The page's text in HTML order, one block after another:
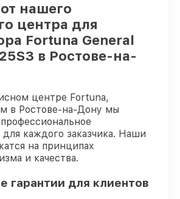
нашего
центра для
Fortuna General
в Ростове-на-
центре Fortuna,
в Ростове-на-Дону мы
каждого заказчика. Наши
на принципах
и качества.
гарантии для клиентов